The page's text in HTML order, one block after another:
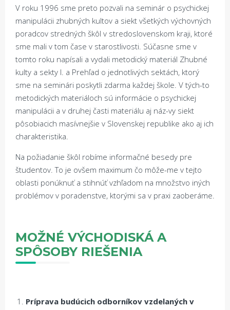
V roku 1996 sme preto pozvali na seminár o psychickej
manipulácii zhubných kultov a siekt všetkých výchovných
poradcov stredných škôl v stredoslovenskom kraji, ktoré
sme mali v tom čase v starostlivosti. Súčasne sme v
tomto roku napísali a vydali metodický materiál Zhubné
kulty a sekty I. a Prehľad o jednotlivých sektách, ktorý
sme na seminári poskytli zdarma každej škole. V tých-to
metodických materiáloch sú informácie o psychickej
manipulácii a v druhej časti materiálu aj náz-vy siekt
pôsobiacich masívnejšie v Slovenskej republike ako aj ich
charakteristika.
Na požiadanie škôl robíme informačné besedy pre
študentov. To je ovšem maximum čo môže-me v tejto
oblasti ponúknuť a stihnúť vzhľadom na množstvo iných
problémov v poradenstve, ktorými sa v praxi zaoberáme.
MOŽNÉ VÝCHODISKÁ A
SPÔSOBY RIEŠENIA
Príprava budúcich odborníkov vzdelaných v